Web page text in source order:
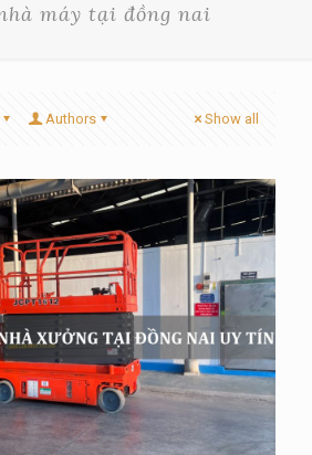
máy tại đồng nai
Authors Show all